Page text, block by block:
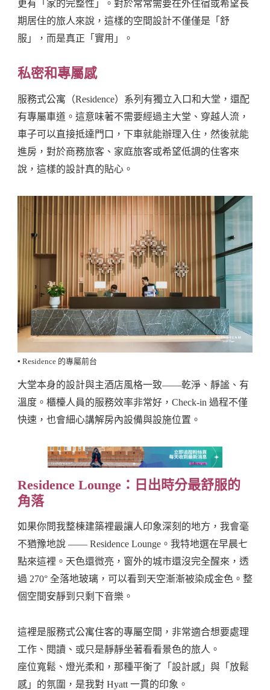
更有「家的完整性」。對於常常需要在外住宿或希望長
期居住的旅人來說，這樣的空間設計不僅僅是「舒
服」，而是真正「實用」。
私密和專屬感
服務式公寓（Residence）系列有獨立入口和大堂，還配
有專屬車道。這意味著不需要經過主大堂、穿越人流，
車子可以直接抵達門口，下車就能辦理入住，然後就能
進房，對於商務旅客、家庭旅客或希望低調的住客來
說，這樣的設計真的貼心。
▪️ Residence 的專屬前台
大堂本身的設計與主酒店風格一致——乾淨、靜謐、有
溫度。櫃檯人員的服務效率非常好，Check-in 過程不僅
快速，也會細心講解房內設備與設施位置。
Residence Lounge：日出時分最舒服的
角落
如果你問我整棟建築裡最讓人印象深刻的地方，我會毫
不猶豫地說 —— Residence Lounge。我特地選在早晨七
點來這裡。天色還微亮，窗外的城市還沒完全醒來，透
過 270° 全落地玻璃，可以看到天空漸漸被染成金色。整
個空間安靜到只剩下音樂。
這裡是服務式公寓住客的專屬空間，非常適合想要處理
工作、閱讀、或只是靜靜坐著看看景色的旅人。
座位寬鬆、燈光柔和，那種平衡了「設計感」與「放鬆
感」的氛圍，是我對 Hyatt 一貫的印象。